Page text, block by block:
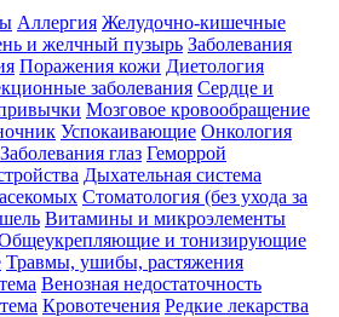
Аллергия Желудочно-кишечные
и желчный пузырь Заболевания
Поражения кожи Диетология
заболевания Сердце и
Мозговое кровообращение
Успокаивающие Онкология
Заболевания глаз Геморрой
Дыхательная система
Стоматология (без ухода за
Витамины и микроэлементы
и тонизирующие
Травмы, ушибы, растяжения
Венозная недостаточность
Кровотечения Редкие лекарства